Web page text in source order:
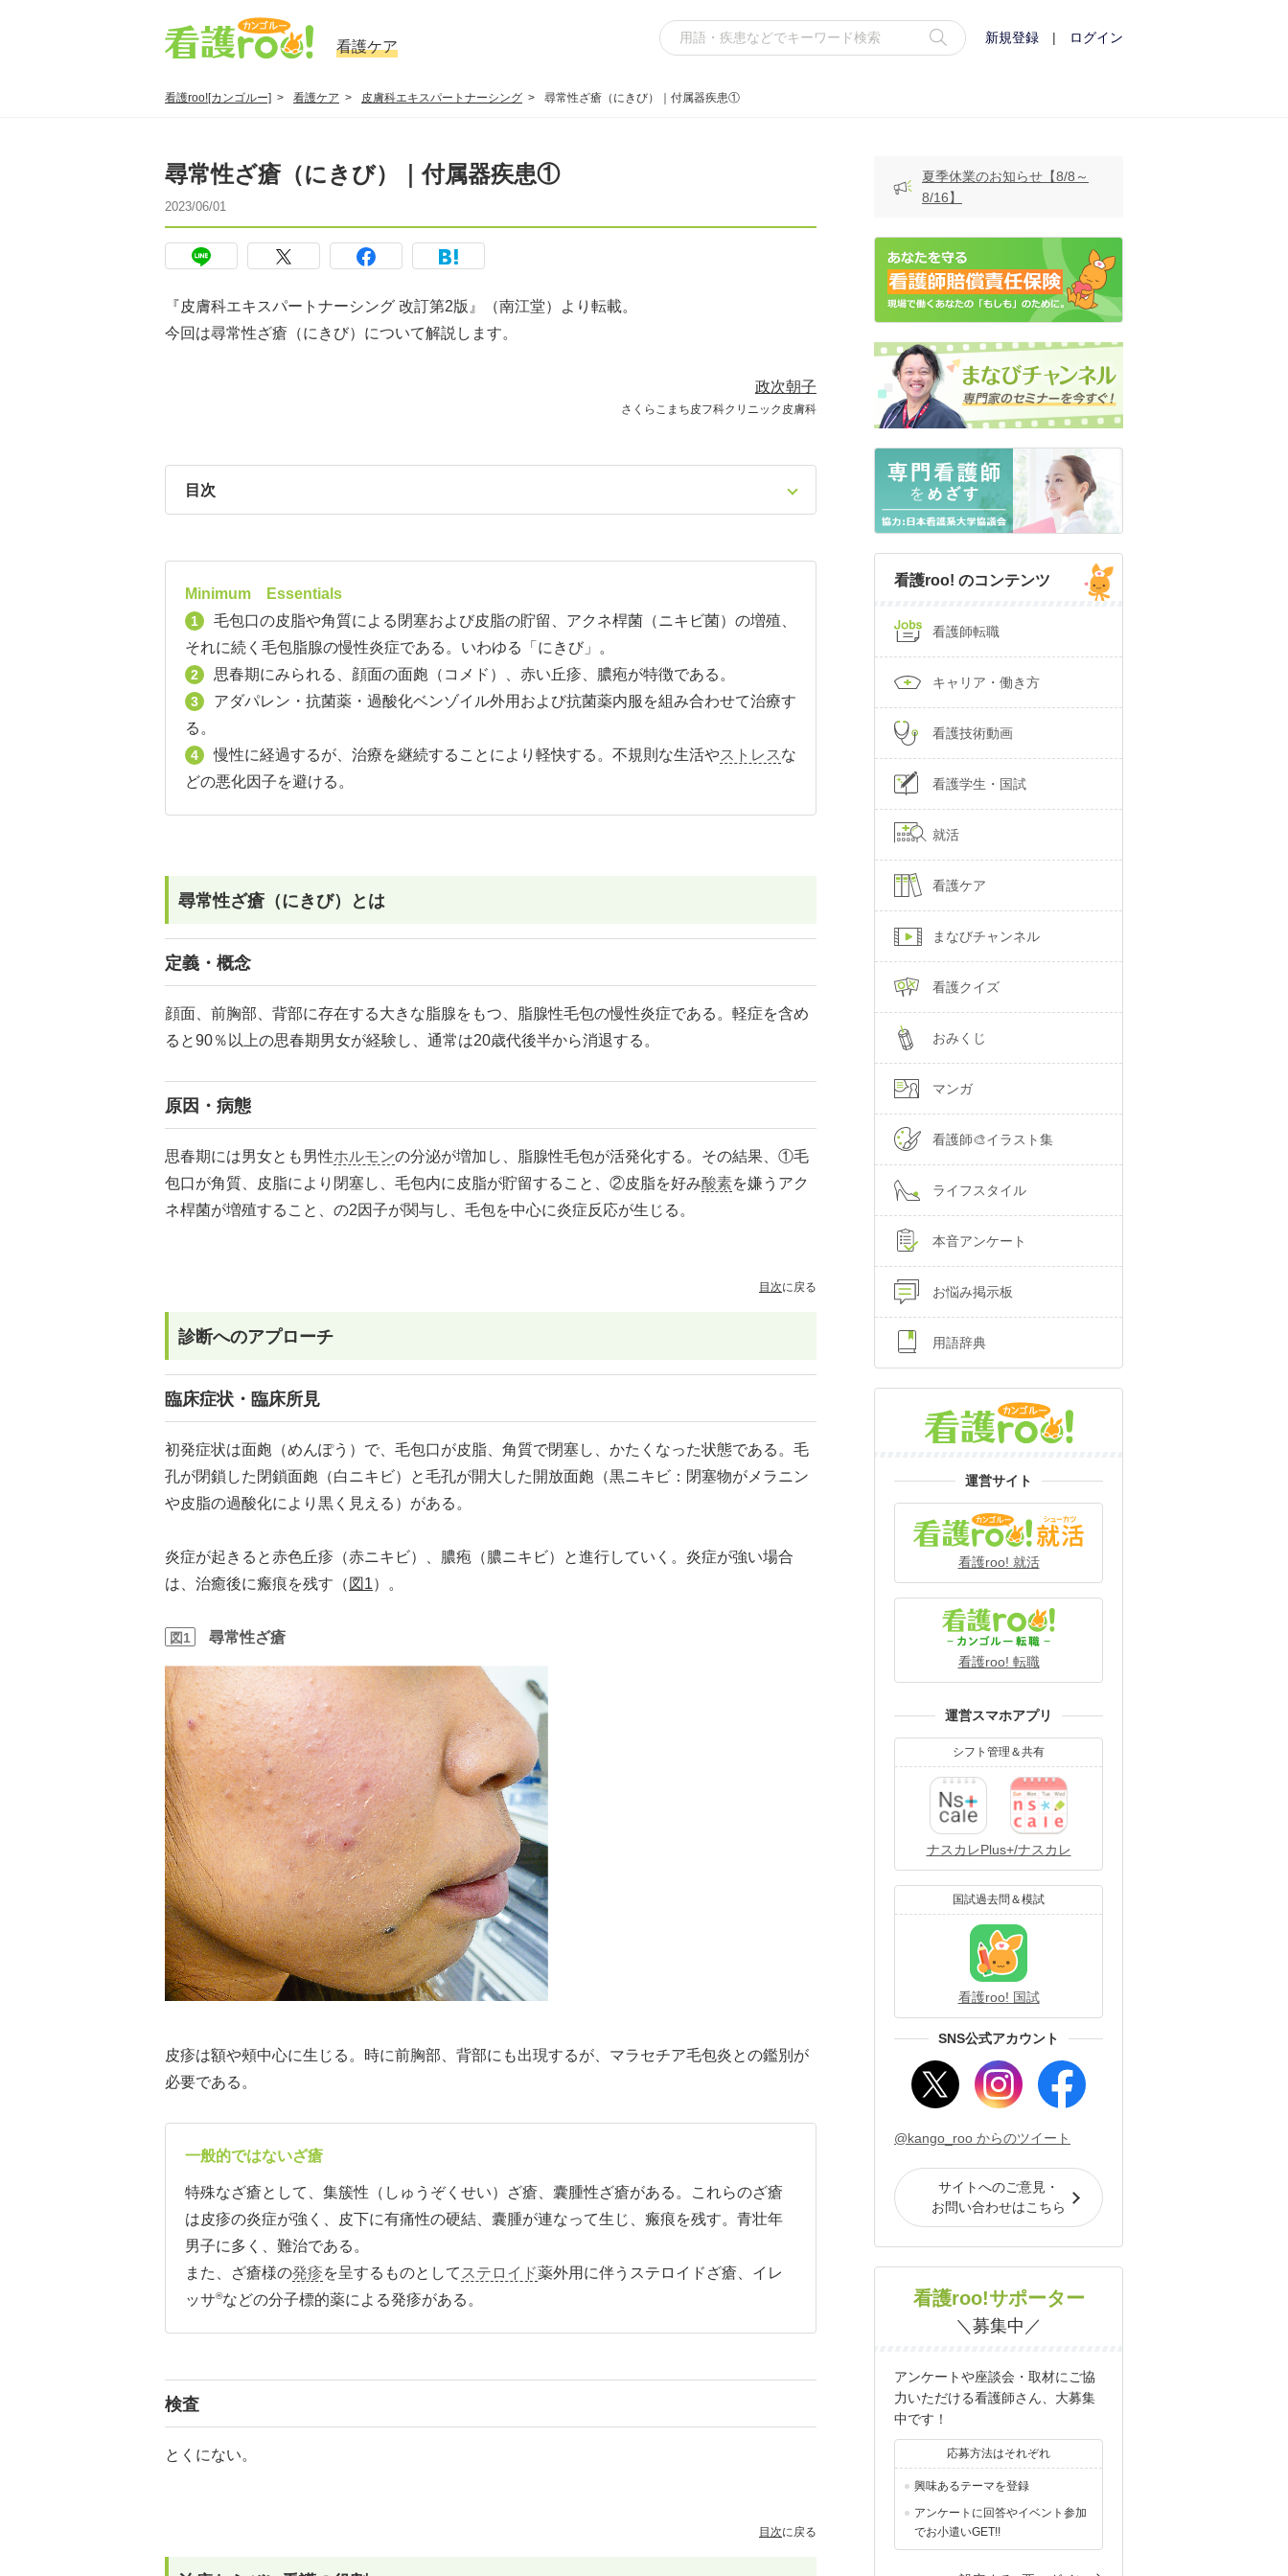
看護ケア
新規登録 | ログイン
看護roo![カンゴルー] 看護ケア 皮膚科エキスパートナーシング 尋常性ざ瘡（にきび）｜付属器疾患①
尋常性ざ瘡（にきび）｜付属器疾患①
2023/06/01
『皮膚科エキスパートナーシング 改訂第2版』（南江堂）より転載。
今回は尋常性ざ瘡（にきび）について解説します。
政次朝子
さくらこまち皮フ科クリニック皮膚科
目次
Minimum Essentials
1
毛包口の皮脂や角質による閉塞および皮脂の貯留、アクネ桿菌（ニキビ菌）の増殖、
それに続く毛包脂腺の慢性炎症である。いわゆる「にきび」。
2 思春期にみられる、顔面の面皰（コメド）、赤い丘疹、膿疱が特徴である。
3
アダパレン・抗菌薬・過酸化ベンゾイル外用および抗菌薬内服を組み合わせて治療す
る。
4 慢性に経過するが、治療を継続することにより軽快する。不規則な生活やストレス な
どの悪化因子を避ける。
尋常性ざ瘡（にきび）とは
定義・概念
顔面、前胸部、背部に存在する大きな脂腺をもつ、脂腺性毛包の慢性炎症である。軽症を含め
ると90％以上の思春期男女が経験し、通常は20歳代後半から消退する。
原因・病態
思春期には男女とも男性ホルモンの分泌が増加し、脂腺性毛包が活発化する。その結果、①毛
包口が角質、皮脂により閉塞し、毛包内に皮脂が貯留すること、②皮脂を好み酸素を嫌うアク
ネ桿菌が増殖すること、の2因子が関与し、毛包を中心に炎症反応が生じる。
目次に戻る
診断へのアプローチ
臨床症状・臨床所見
初発症状は面皰（めんぽう）で、毛包口が皮脂、角質で閉塞し、かたくなった状態である。毛
孔が閉鎖した閉鎖面皰（白ニキビ）と毛孔が開大した開放面皰（黒ニキビ：閉塞物がメラニン
や皮脂の過酸化により黒く見える）がある。
炎症が起きると赤色丘疹（赤ニキビ）、膿疱（膿ニキビ）と進行していく。炎症が強い場合
は、治癒後に瘢痕を残す（ 図1）。
図1 尋常性ざ瘡
皮疹は額や頰中心に生じる。時に前胸部、背部にも出現するが、マラセチア毛包炎との鑑別が
必要である。
一般的ではないざ瘡
特殊なざ瘡として、集簇性（しゅうぞくせい）ざ瘡、囊腫性ざ瘡がある。これらのざ瘡
は皮疹の炎症が強く、皮下に有痛性の硬結、囊腫が連なって生じ、瘢痕を残す。青壮年
男子に多く、難治である。
また、ざ瘡様の発疹を呈するものとして ステロイド薬外用に伴うステロイドざ瘡、イレ
ッサ®などの分子標的薬による発疹がある。
検査
とくにない。
目次に戻る
夏季休業のお知らせ【8/8～
8/16】
看護roo! のコンテンツ
看護師転職
キャリア・働き方
看護技術動画
看護学生・国試
就活
看護ケア
まなびチャンネル
看護クイズ
おみくじ
マンガ
看護師🎨イラスト集
ライフスタイル
本音アンケート
お悩み掲示板
用語辞典
運営サイト
看護roo! 就活
看護roo! 転職
運営スマホアプリ
シフト管理＆共有
ナスカレPlus+/ナスカレ
国試過去問＆模試
看護roo! 国試
SNS公式アカウント
@kango_roo からのツイート
サイトへのご意見・
お問い合わせはこちら
看護roo!サポーター
＼募集中／
アンケートや座談会・取材にご協
力いただける看護師さん、大募集
中です！
応募方法はそれぞれ
興味あるテーマを登録
アンケートに回答やイベント参加
でお小遣いGET!!